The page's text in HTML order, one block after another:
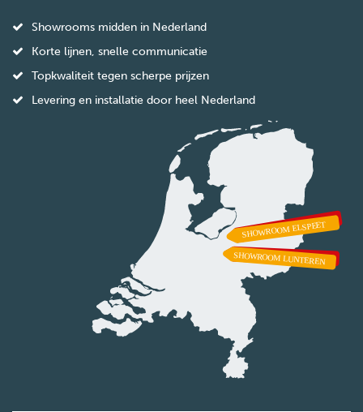
Showrooms midden in Nederland
Korte lijnen, snelle communicatie
Topkwaliteit tegen scherpe prijzen
Levering en installatie door heel Nederland